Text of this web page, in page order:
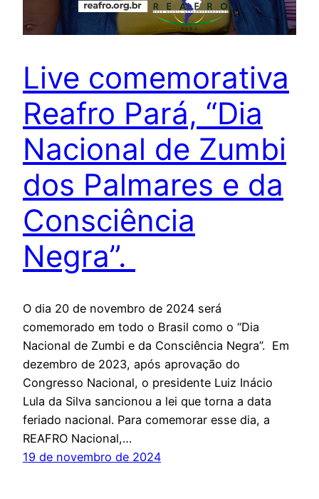
Live comemorativa
Reafro Pará, “Dia
Nacional de Zumbi
dos Palmares e da
Consciência
Negra”.
O dia 20 de novembro de 2024 será
comemorado em todo o Brasil como o “Dia
Nacional de Zumbi e da Consciência Negra”. Em
dezembro de 2023, após aprovação do
Congresso Nacional, o presidente Luiz Inácio
Lula da Silva sancionou a lei que torna a data
feriado nacional. Para comemorar esse dia, a
REAFRO Nacional,…
19 de novembro de 2024